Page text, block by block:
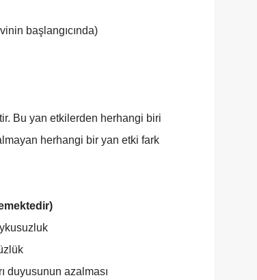
başlangıcında)
Bu yan etkilerden herhangi biri
herhangi bir yan etki fark
duyusunun azalması